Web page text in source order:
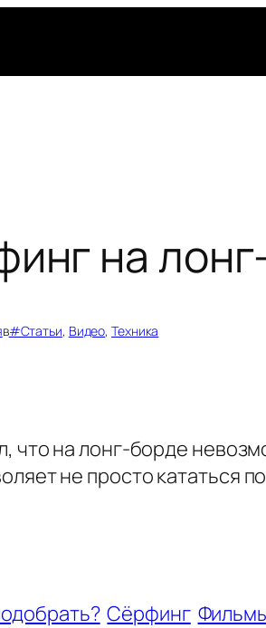
на
в#Статьи, Видео, Техника
что на лонг-борде
не просто кататься
Сёрфинг